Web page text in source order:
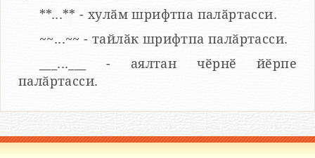
**...** - хулӑм шрифтпа палӑртасси.
~~...~~ - тайлӑк шрифтпа палӑртасси.
___...___ - аялтан чӗрнӗ йӗрпе
палӑртасси.